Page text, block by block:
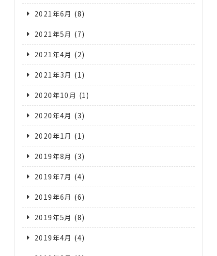
2021年6月 (8)
2021年5月 (7)
2021年4月 (2)
2021年3月 (1)
2020年10月 (1)
2020年4月 (3)
2020年1月 (1)
2019年8月 (3)
2019年7月 (4)
2019年6月 (6)
2019年5月 (8)
2019年4月 (4)